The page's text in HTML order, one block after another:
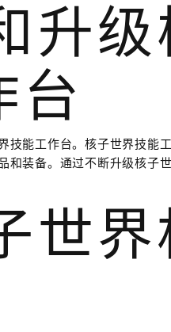
升级
台
技能工作台。核子世界技能
和装备。通过不断升级核子
世界